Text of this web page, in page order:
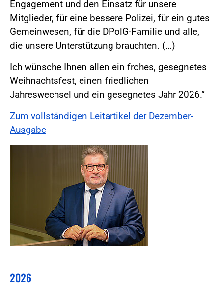
Engagement und den Einsatz für unsere
Mitglieder, für eine bessere Polizei, für ein gutes
Gemeinwesen, für die DPolG-Familie und alle,
die unsere Unterstützung brauchten. (…)
Ich wünsche Ihnen allen ein frohes, gesegnetes
Weihnachtsfest, einen friedlichen
Jahreswechsel und ein gesegnetes Jahr 2026.“
Zum vollständigen Leitartikel der Dezember-
Ausgabe
2026